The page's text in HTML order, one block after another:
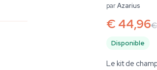
parAzarius
€ 44,96
Disponible
Le kit de